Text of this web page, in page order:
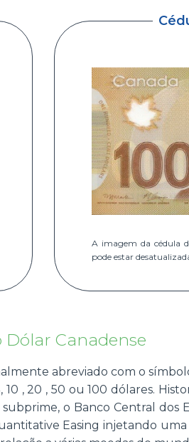
A imagem da cédula
pode estar
Dólar Canadense
abreviado com o
, 20 , 50 ou 100 dólares.
o Banco Central dos
Easing injetando